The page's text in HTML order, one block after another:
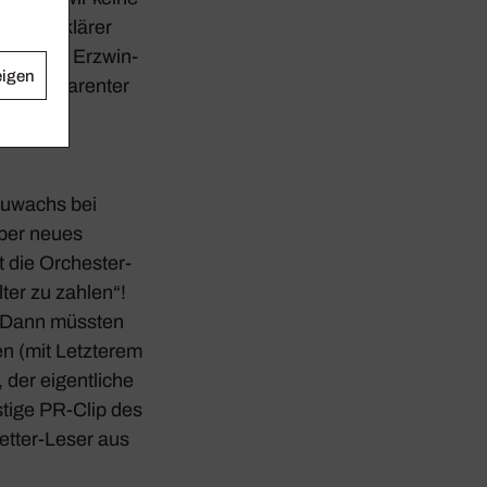
ein Erzwin­
bei
neues
die Orches­ter­
zu zahlen“!
müssten
(mit Letz­terem
der eigent­liche
PR-Clip des
Leser aus